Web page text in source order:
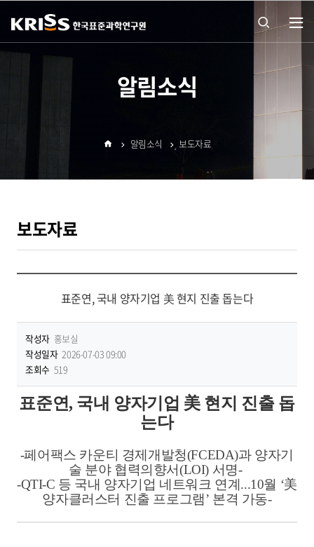
열기
알림소식
보도자료
알림소식 보도자료
표준연, 국내 양자기업 美 현지 진출 돕는다
작성자 홍보실
작성일자 2026-07-03 09:00
조회수 519
표준연, 국내 양자기업 美 현지 진출 돕
는다
-페어팩스 카운티 경제개발청(FCEDA)과 양자기
술 분야 협력의향서(LOI) 서명-
-QTI-C 등 국내 양자기업 네트워크 연계...10월 ‘美
양자클러스터 진출 프로그램’ 본격 가동-